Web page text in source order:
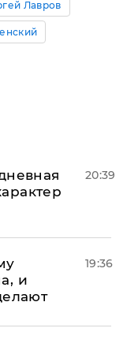
Лавров
20:39
и
19:36